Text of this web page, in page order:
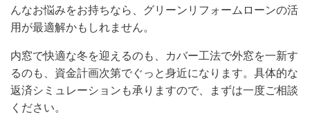
んなお悩みをお持ちなら、グリーンリフォームローンの活
用が最適解かもしれません。
内窓で快適な冬を迎えるのも、カバー工法で外窓を一新す
るのも、資金計画次第でぐっと身近になります。具体的な
返済シミュレーションも承りますので、まずは一度ご相談
ください。